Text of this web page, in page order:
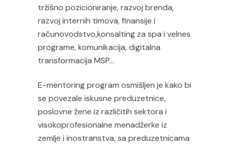
tržišno pozicioniranje, razvoj brenda,
razvoj internih timova, finansije i
računovodstvo,konsalting za spa i velnes
programe, komunikacija, digitalna
transformacija MSP…
E-mentoring program osmišljen je kako bi
se povezale iskusne preduzetnice,
poslovne žene iz različitih sektora i
visokoprofesionalne menadžerke iz
zemlje i inostranstva, sa preduzetnicama